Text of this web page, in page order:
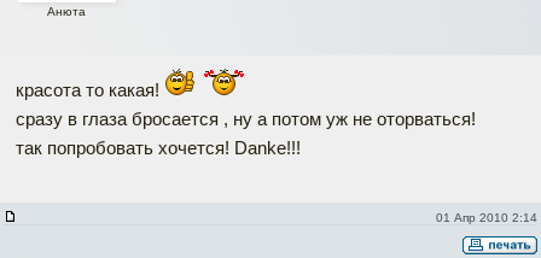
Анюта
красота то какая!
сразу в глаза бросается , ну а потом уж не оторваться!
так попробовать хочется! Danke!!!
01 Апр 2010 2:14